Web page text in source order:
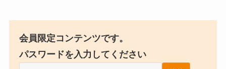
会員限定コンテンツです。
パスワードを入力してください